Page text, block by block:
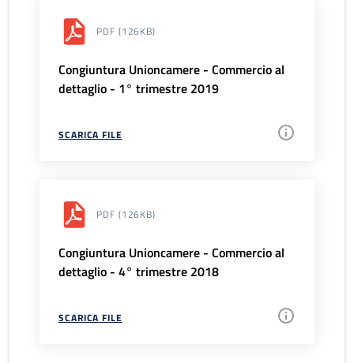
PDF (126KB)
Congiuntura Unioncamere - Commercio al
dettaglio - 1° trimestre 2019
SCARICA FILE
PDF (126KB)
Congiuntura Unioncamere - Commercio al
dettaglio - 4° trimestre 2018
SCARICA FILE